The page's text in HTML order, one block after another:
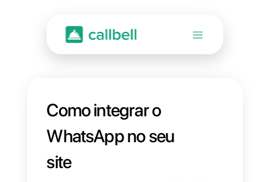
Como integrar o
WhatsApp no ​​seu